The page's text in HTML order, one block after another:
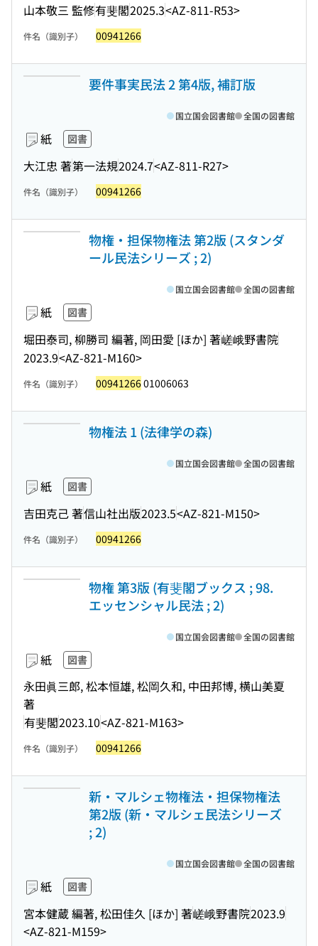
山本敬三 監修有斐閣2025.3<AZ-811-R53>
件名（識別子） 00941266
要件事実民法 2 第4版, 補訂版
紙 図書
大江忠 著第一法規2024.7<AZ-811-R27>
国立国会図書館 全国の図書館
件名（識別子） 00941266
物権・担保物権法 第2版 (スタンダ
ール民法シリーズ ; 2)
紙 図書
堀田泰司, 柳勝司 編著, 岡田愛 [ほか] 著嵯峨野書院
2023.9<AZ-821-M160>
国立国会図書館 全国の図書館
件名（識別子） 0094126601006063
物権法 1 (法律学の森)
紙 図書
吉田克己 著信山社出版2023.5<AZ-821-M150>
国立国会図書館 全国の図書館
件名（識別子） 00941266
物権 第3版 (有斐閣ブックス ; 98.
エッセンシャル民法 ; 2)
紙 図書
永田眞三郎, 松本恒雄, 松岡久和, 中田邦博, 横山美夏
著
有斐閣2023.10<AZ-821-M163>
国立国会図書館 全国の図書館
件名（識別子） 00941266
新・マルシェ物権法・担保物権法
第2版 (新・マルシェ民法シリーズ
; 2)
紙 図書
宮本健蔵 編著, 松田佳久 [ほか] 著嵯峨野書院2023.9
<AZ-821-M159>
国立国会図書館 全国の図書館